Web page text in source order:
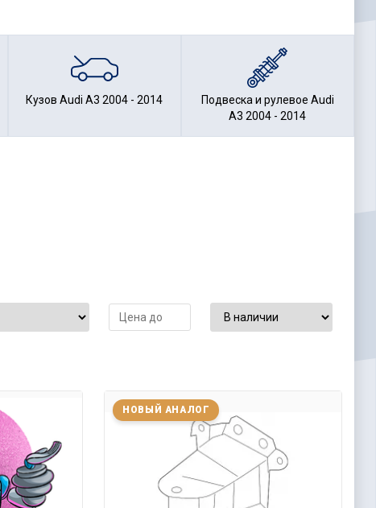
Кузов Audi A3 2004 - 2014
Подвеска и рулевое Audi
A3 2004 - 2014
НОВЫЙ АНАЛОГ